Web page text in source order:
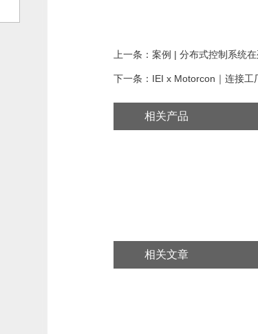
上一条：案例 | 分布式控制系统
下一条：IEI x Motorcon｜连接工
相关产品
相关文章